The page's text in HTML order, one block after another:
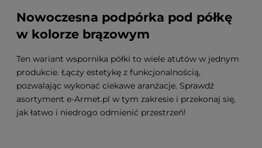
Nowoczesna podpórka pod półkę
w kolorze brązowym
Ten wariant wspornika półki to wiele atutów w jednym
produkcie. Łączy estetykę z funkcjonalnością,
pozwalając wykonać ciekawe aranżacje. Sprawdź
asortyment e-Armet.pl w tym zakresie i przekonaj się,
jak łatwo i niedrogo odmienić przestrzeń!